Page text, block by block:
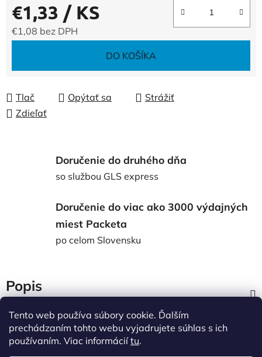
Tento web používa súbory cookie. Ďalším
prechádzaním tohto webu vyjadrujete súhlas s ich
používaním. Viac informáciítu.
€1,33 / KS
€1,08 bez DPH
DO KOŠÍKA
Tlač Opýtať sa
Strážiť
Zdieľať
Doručenie do druhého dňa
so službou GLS express
Doručenie do viac ako 3000 výdajných
miest Packeta
po celom Slovensku
Popis
Diskusia